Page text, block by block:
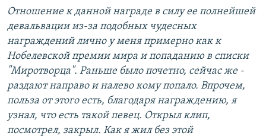
Отношение к данной награде в силу ее полнейшей
девальвации из-за подобных чудесных
награждений лично у меня примерно как к
Нобелевской премии мира и попаданию в списки
"Миротворца". Раньше было почетно, сейчас же -
раздают направо и налево кому попало. Впрочем,
польза от этого есть, благодаря награждению, я
узнал, что есть такой певец. Открыл клип,
посмотрел, закрыл. Как я жил без этой